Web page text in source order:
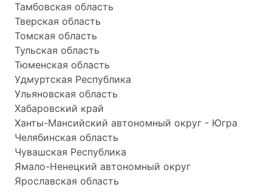
Тамбовская область
Тверская область
Томская область
Тульская область
Тюменская область
Удмуртская Республика
Ульяновская область
Хабаровский край
Ханты-Мансийский автономный округ - Югра
Челябинская область
Чувашская Республика
Ямало-Ненецкий автономный округ
Ярославская область